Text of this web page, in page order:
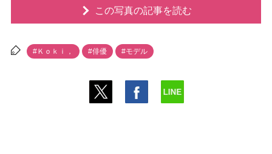
この写真の記事を読む
#Ｋｏｋｉ， #俳優 #モデル